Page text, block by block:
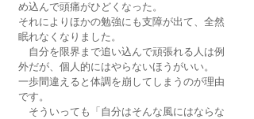
め込んで頭痛がひどくなった。
それによりほかの勉強にも支障が出て、全然
眠れなくなりました。
自分を限界まで追い込んで頑張れる人は例
外だが、個人的にはやらないほうがいい。
一歩間違えると体調を崩してしまうのが理由
です。
そういっても「自分はそんな風にはならな